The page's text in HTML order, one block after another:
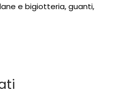
e bigiotteria, guanti,